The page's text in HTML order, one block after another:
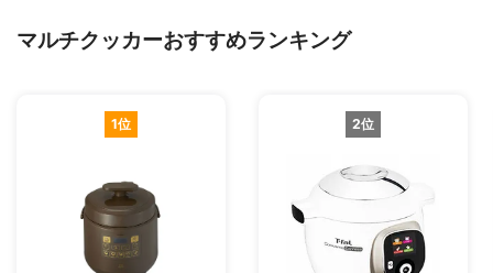
マルチクッカーおすすめランキング
1位 2位